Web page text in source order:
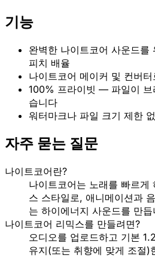
기능
완벽한 나이트코어 사운드를
피치 배율
나이트코어 메이커 및 컨버터
100% 프라이빗 — 파일이 브
습니다
워터마크나 파일 크기 제한
자주 묻는 질문
나이트코어란?
나이트코어는 노래를 빠르게
스 스타일로, 애니메이션과
는 하이에너지 사운드를 만듭
나이트코어 리믹스를 만들려면?
오디오를 업로드하고 기본
유지(또는 취향에 맞게 조절)